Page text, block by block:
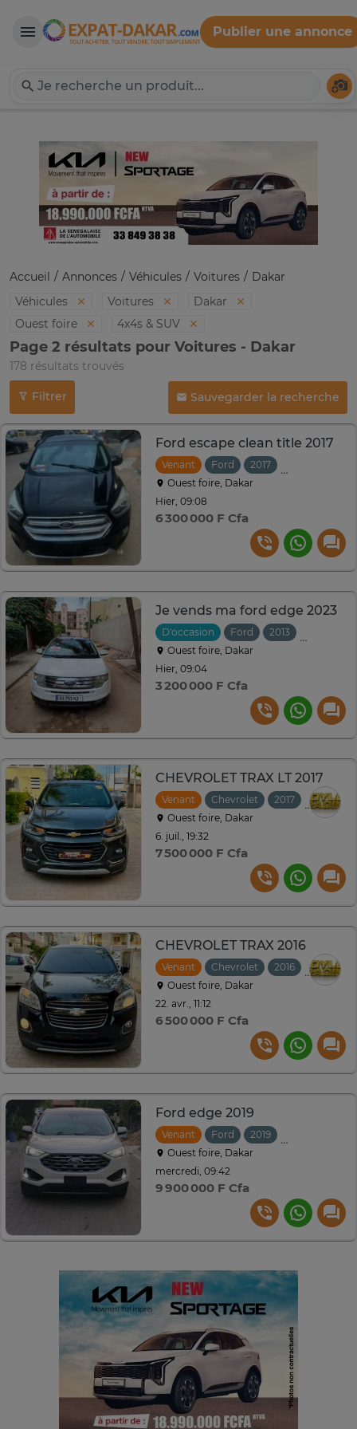
Expat-Dakar
Publier une annonce
Accueil Annonces Véhicules Voitures
Dakar
Véhicules
Voitures
Dakar
Ouest foire
4x4s & SUV
Page 2 résultats pour Voitures - Dakar
178 résultats trouvés
Filtrer Sauvegarder la recherche
Ford escape clean title 2017
Venant Ford 2017
Ouest foire, Dakar
Hier, 09:08
6 300 000 F Cfa
Je vends ma ford edge 2023
D'occasion Ford 2013
Ouest foire, Dakar
Hier, 09:04
3 200 000 F Cfa
CHEVROLET TRAX LT 2017
Venant Chevrolet 2017
Ouest foire, Dakar
6. juil., 19:32
7 500 000 F Cfa
CHEVROLET TRAX 2016
Venant Chevrolet 2016
Ouest foire, Dakar
22. avr., 11:12
6 500 000 F Cfa
Ford edge 2019
Venant Ford 2019
Ouest foire, Dakar
mercredi, 09:42
9 900 000 F Cfa